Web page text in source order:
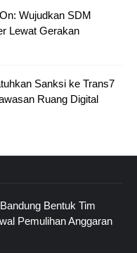
Wujudkan SDM
Lewat Gerakan
Sanksi ke Trans7
Ruang Digital
Bentuk Tim
Pemulihan Anggaran